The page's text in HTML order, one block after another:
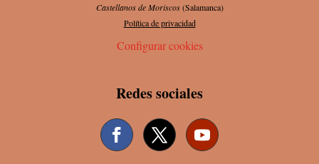
Castellanos de Moriscos(Salamanca)
Política de privacidad
Configurar cookies
Redes sociales